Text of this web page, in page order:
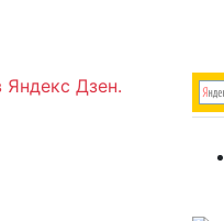
Яндекс Дзен.